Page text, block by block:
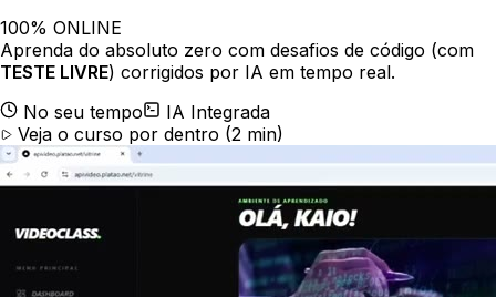
100% ONLINE
Aprenda do absoluto zero com desafios de código (com
TESTE LIVRE) corrigidos por IA em tempo real.
No seu tempo
IA Integrada
Veja o curso por dentro (2 min)